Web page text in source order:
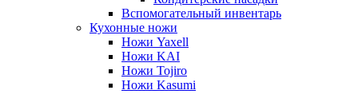
Вспомогательный инвентарь
Кухонные ножи
Ножи Yaxell
Ножи KAI
Ножи Tojiro
Ножи Kasumi